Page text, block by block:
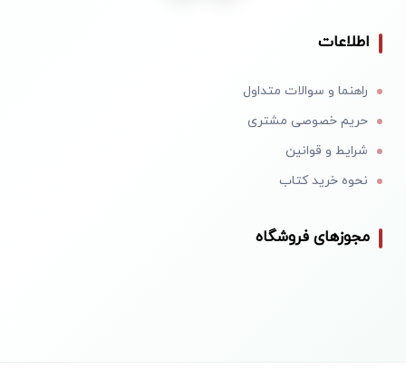
اطلاعات
راهنما و سوالات متداول
حریم خصوصی مشتری
شرایط و قوانین
نحوه خرید کتاب
مجوزهای فروشگاه